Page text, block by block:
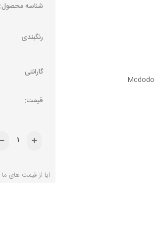
شناسه محصول:
رنگبندی
گارانتی
آیا از قیمت های